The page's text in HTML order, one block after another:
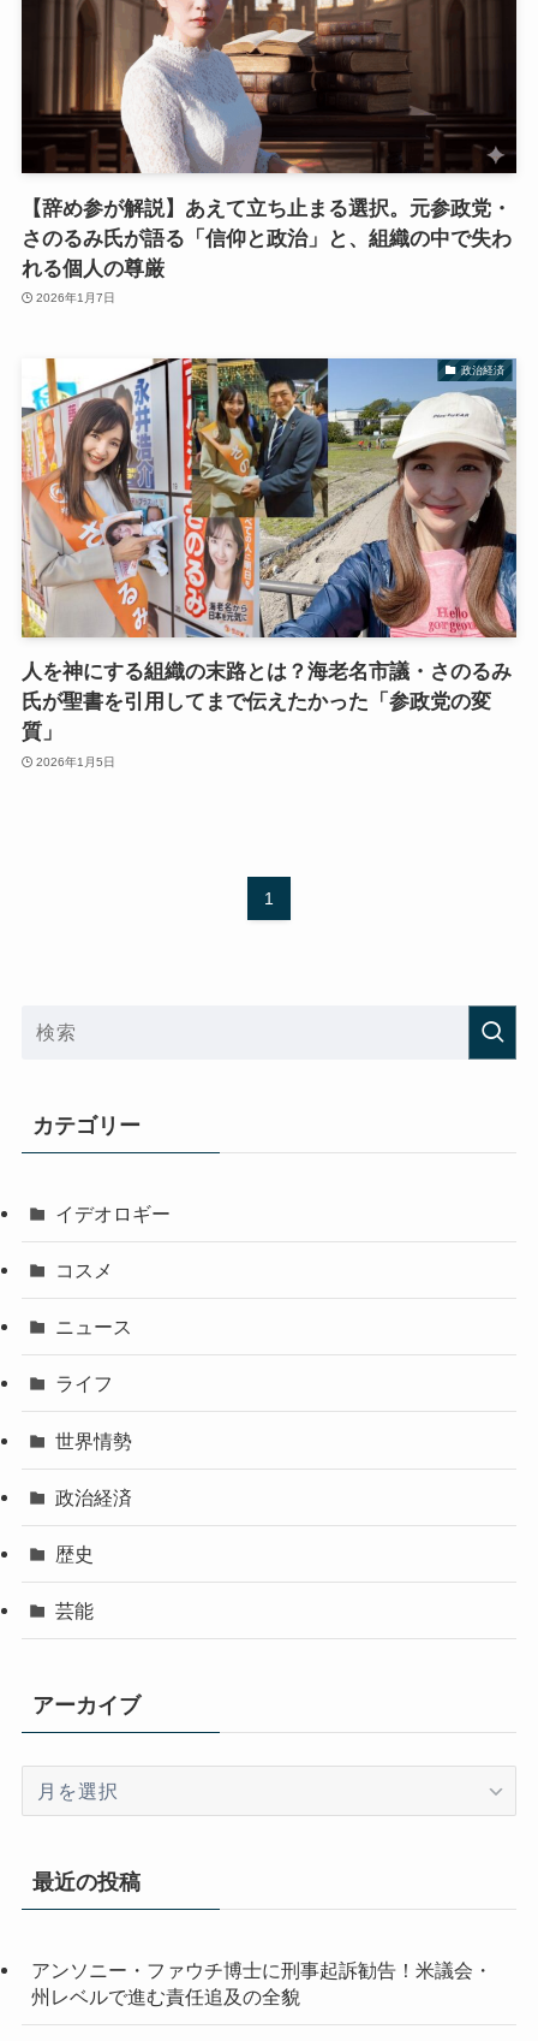
【辞め参が解説】あえて立ち止まる選択。元参政党・
さのるみ氏が語る「信仰と政治」と、組織の中で失わ
れる個人の尊厳
2026年1月7日
政治経済
人を神にする組織の末路とは？海老名市議・さのるみ
氏が聖書を引用してまで伝えたかった「参政党の変
質」
2026年1月5日
1
カテゴリー
イデオロギー
コスメ
ニュース
ライフ
世界情勢
政治経済
歴史
芸能
アーカイブ
イ
最近の投稿
アンソニー・ファウチ博士に刑事起訴勧告！米議会・
州レベルで進む責任追及の全貌